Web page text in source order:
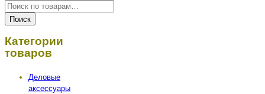
Поиск
Категории
товаров
Деловые
аксессуары